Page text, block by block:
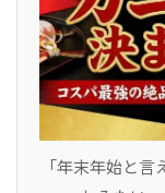
「年末年始と